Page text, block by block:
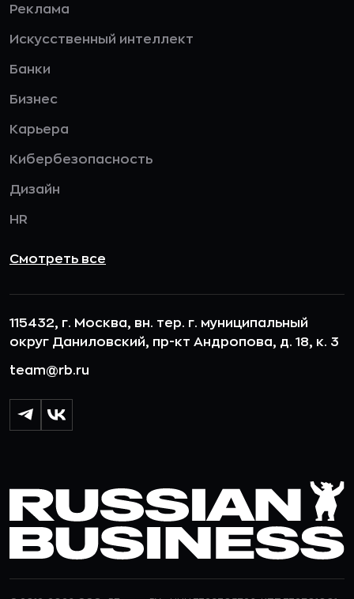
Реклама
Искусственный интеллект
Банки
Бизнес
Карьера
Кибербезопасность
Дизайн
HR
Смотреть все
115432, г. Москва, вн. тер. г. муниципальный
округ Даниловский, пр-кт Андропова, д. 18, к. 3
team@rb.ru